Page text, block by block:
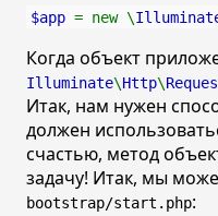
$app = new \
Когда объект
Illuminate\Http\
Итак, нам нужен
должен
счастью, метод
задачу! Итак, мы
bootstrap/start.php: